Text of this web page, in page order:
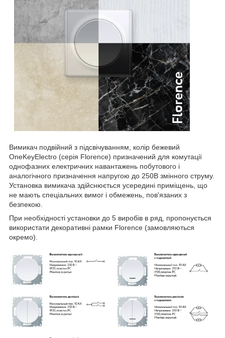
Вимикач подвійний з підсвічуванням, колір бежевий
OneKeyElectro (серія Florence) призначений для комутації
однофазних електричних навантажень побутового і
аналогічного призначення напругою до 250В змінного струму.
Установка вимикача здійснюється усередині приміщень, що
не мають спеціальних вимог і обмежень, пов'язаних з
безпекою.
При необхідності установки до 5 виробів в ряд, пропонується
використати декоративні рамки Florence (замовляються
окремо).